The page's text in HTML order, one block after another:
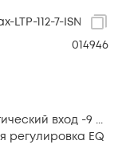
LTP-112-7-ISN
014946
вход -9 ...
регулировка EQ